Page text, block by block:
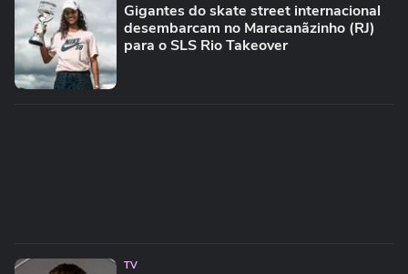
Gigantes do skate street internacional
desembarcam no Maracanãzinho (RJ)
para o SLS Rio Takeover
TV